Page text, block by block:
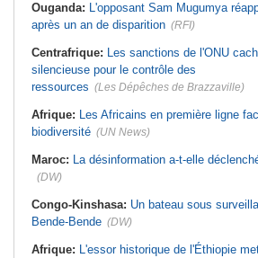
Ouganda: L'opposant Sam Mugumya
après un an de disparition (RFI)
Centrafrique: Les sanctions de l'ONU
silencieuse pour le contrôle des
ressources (Les Dépêches de Brazzaville)
Afrique: Les Africains en première ligne
biodiversité (UN News)
Maroc: La désinformation a-t-elle
(DW)
Congo-Kinshasa: Un bateau sous
Bende-Bende (DW)
Afrique: L'essor historique de l'Éthiopie